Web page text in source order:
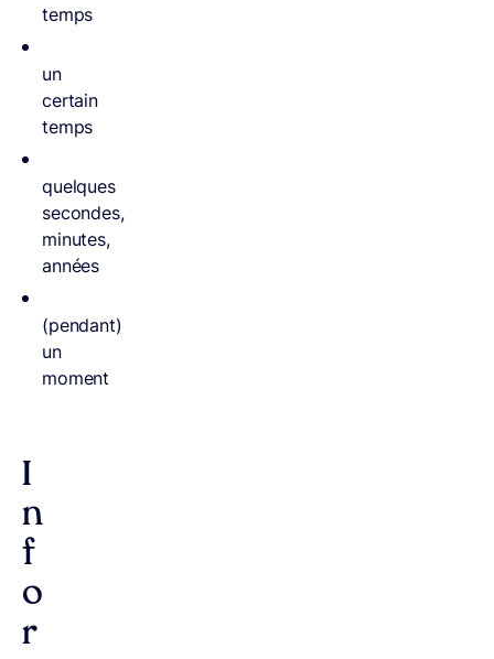
temps
un
certain
temps
quelques
secondes,
minutes,
années
(pendant)
un
moment
I
n
f
o
r